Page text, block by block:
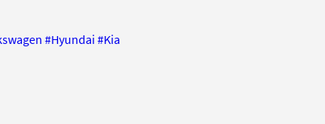
#Hyundai #Kia